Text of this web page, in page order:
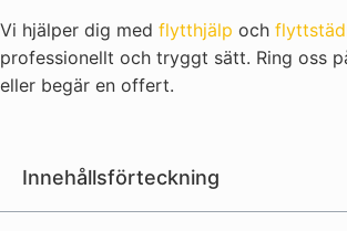
Vi hjälper dig med flytthjälp och
professionellt och tryggt sätt. Ring oss
eller begär en offert.
Innehållsförteckning